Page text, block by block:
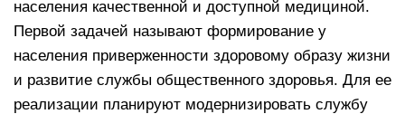
населения качественной и доступной медициной.
Первой задачей называют формирование у
населения приверженности здоровому образу жизни
и развитие службы общественного здоровья. Для ее
реализации планируют модернизировать службу